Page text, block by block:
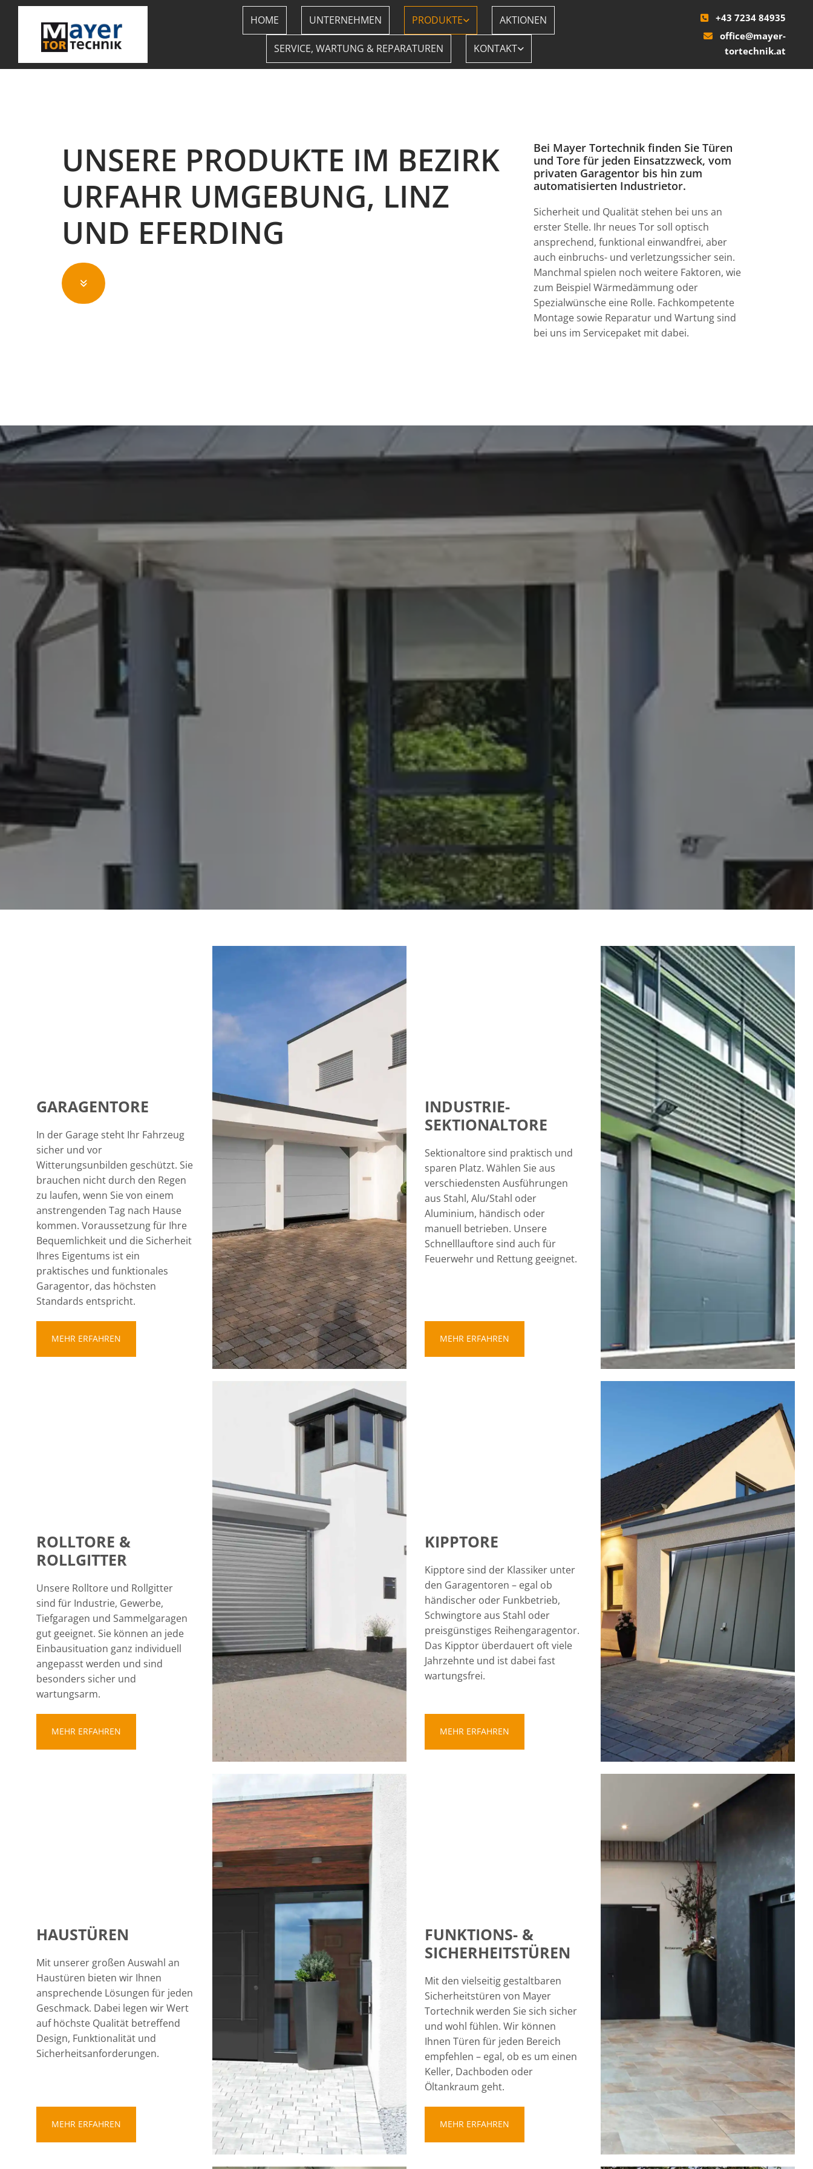
HOME UNTERNEHMEN PRODUKTE AKTIONEN
SERVICE, WARTUNG & REPARATUREN KONTAKT
 +43 7234 84935

office@mayer-
tortechnik.at
UNSERE PRODUKTE IM BEZIRK
URFAHR UMGEBUNG, LINZ
UND EFERDING
Bei Mayer Tortechnik finden Sie Türen
und Tore für jeden Einsatzzweck, vom
privaten Garagentor bis hin zum
automatisierten Industrietor.
Sicherheit und Qualität stehen bei uns an
erster Stelle. Ihr neues Tor soll optisch
ansprechend, funktional einwandfrei, aber
auch einbruchs- und verletzungssicher sein.
Manchmal spielen noch weitere Faktoren, wie
zum Beispiel Wärmedämmung oder
Spezialwünsche eine Rolle. Fachkompetente
Montage sowie Reparatur und Wartung sind
bei uns im Servicepaket mit dabei.
GARAGENTORE
In der Garage steht Ihr Fahrzeug
sicher und vor
Witterungsunbilden geschützt. Sie
brauchen nicht durch den Regen
zu laufen, wenn Sie von einem
anstrengenden Tag nach Hause
kommen. Voraussetzung für Ihre
Bequemlichkeit und die Sicherheit
Ihres Eigentums ist ein
praktisches und funktionales
Garagentor, das höchsten
Standards entspricht.
MEHR ERFAHREN
INDUSTRIE-
SEKTIONALTORE
Sektionaltore sind praktisch und
sparen Platz. Wählen Sie aus
verschiedensten Ausführungen
aus Stahl, Alu/Stahl oder
Aluminium, händisch oder
manuell betrieben. Unsere
Schnelllauftore sind auch für
Feuerwehr und Rettung geeignet.
MEHR ERFAHREN
ROLLTORE &
ROLLGITTER
Unsere Rolltore und Rollgitter
sind für Industrie, Gewerbe,
Tiefgaragen und Sammelgaragen
gut geeignet. Sie können an jede
Einbausituation ganz individuell
angepasst werden und sind
besonders sicher und
wartungsarm.
MEHR ERFAHREN
KIPPTORE
Kipptore sind der Klassiker unter
den Garagentoren – egal ob
händischer oder Funkbetrieb,
Schwingtore aus Stahl oder
preisgünstiges Reihengaragentor.
Das Kipptor überdauert oft viele
Jahrzehnte und ist dabei fast
wartungsfrei.
MEHR ERFAHREN
HAUSTÜREN
Mit unserer großen Auswahl an
Haustüren bieten wir Ihnen
ansprechende Lösungen für jeden
Geschmack. Dabei legen wir Wert
auf höchste Qualität betreffend
Design, Funktionalität und
Sicherheitsanforderungen.
MEHR ERFAHREN
FUNKTIONS- &
SICHERHEITSTÜREN
Mit den vielseitig gestaltbaren
Sicherheitstüren von Mayer
Tortechnik werden Sie sich sicher
und wohl fühlen. Wir können
Ihnen Türen für jeden Bereich
empfehlen – egal, ob es um einen
Keller, Dachboden oder
Öltankraum geht.
MEHR ERFAHREN